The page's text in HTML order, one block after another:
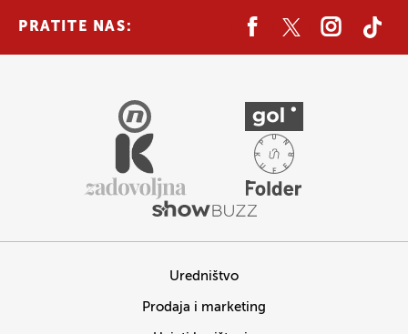
PRATITE NAS:
Uredništvo
Prodaja i marketing